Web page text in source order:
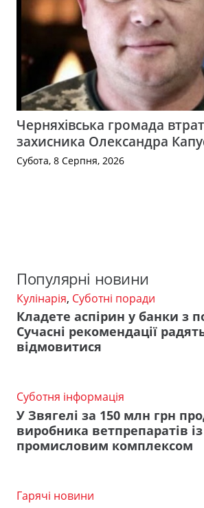
Черняхівська громада
захисника Олександра
Субота, 8 Серпня, 2026
Популярні новини
Кулінарія, Суботні поради
Кладете аспірин у банки з
Сучасні рекомендації
відмовитися
Суботня інформація
У Звягелі за 150 млн грн
виробника ветпрепаратів
промисловим комплексом
Гарячі новини